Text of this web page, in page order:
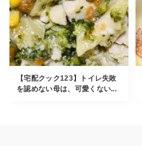
【宅配クック123】トイレ失敗
を認めない母は、可愛くない...